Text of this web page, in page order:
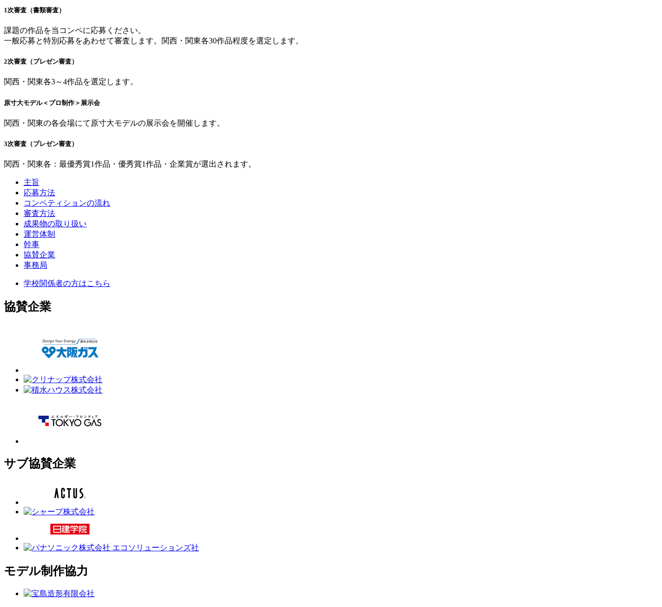
1次審査（書類審査）
課題の作品を当コンペに応募ください。
一般応募と特別応募をあわせて審査します。関西・関東各30作品程度を選定します。
2次審査（プレゼン審査）
関西・関東各3～4作品を選定します。
原寸大モデル＜プロ制作＞展示会
関西・関東の各会場にて原寸大モデルの展示会を開催します。
3次審査（プレゼン審査）
関西・関東各：最優秀賞1作品・優秀賞1作品・企業賞が選出されます。
主旨
応募方法
コンペティションの流れ
審査方法
成果物の取り扱い
運営体制
幹事
協賛企業
事務局
学校関係者の方はこちら
協賛企業
サブ協賛企業
モデル制作協力